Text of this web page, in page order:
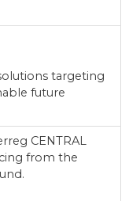
targeting
future
CENTRAL
from the